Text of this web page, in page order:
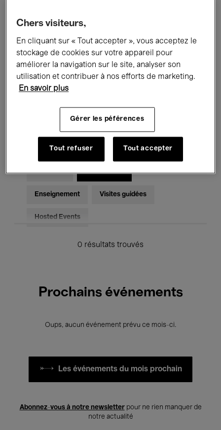
Tous les événements Concerts
Expositions Films Performances
Rencontres & Débats
Musique classique Global Music
Musique électronique
Pour tous Kids’ Palace
Enseignement Visites guidées
Hosted Events
0 résultats trouvés
Prochains événements
Oups, aucun événement prévu ce mois-ci.
Les événements du mois prochain
Abonnez-vous à notre newsletterpour ne rien manquer de
notre actualité
Chers visiteurs,
En cliquant sur « Tout accepter », vous acceptez le
stockage de cookies sur votre appareil pour
améliorer la navigation sur le site, analyser son
utilisation et contribuer à nos efforts de marketing.
En savoir plus
Gérer les péférences
Tout refuser Tout accepter